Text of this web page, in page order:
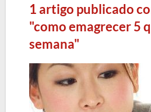
1 artigo publicado
"como emagrecer 5
semana"